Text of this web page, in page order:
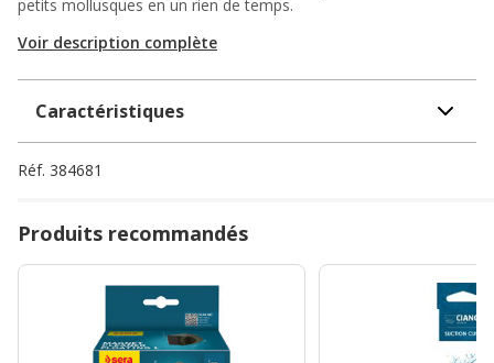
petits mollusques en un rien de temps.
Voir description complète
Caractéristiques
Réf. 384681
Produits recommandés